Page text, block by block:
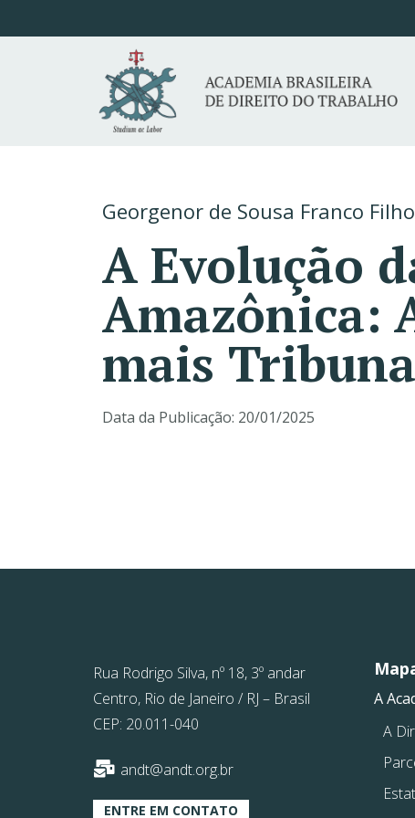
Georgenor de Sousa Franco Filho
A Evolução
Amazônica:
mais
Data da Publicação: 20/01/2025
Rua Rodrigo Silva, nº 18, 3º andar
Centro, Rio de Janeiro / RJ – Brasil
CEP: 20.011-040
andt@andt.org.br
ENTRE EM CONTATO
A
A